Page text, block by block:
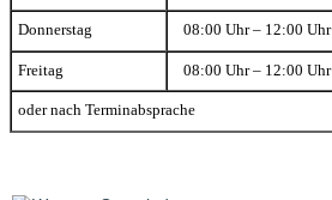
Donnerstag 08:00 Uhr – 12:00 Uhr
Freitag 08:00 Uhr – 12:00 Uhr
oder nach Terminabsprache